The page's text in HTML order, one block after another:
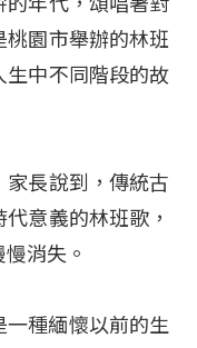
桃園市舉辦的林班
生中不同階段的故
長說到，傳統古
意義的林班歌，
消失。
種緬懷以前的生